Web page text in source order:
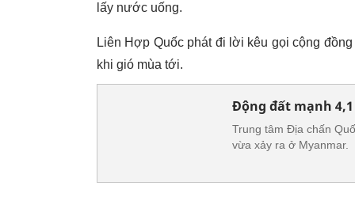
lấy nước uống.
Liên Hợp Quốc phát đi lời kêu gọi cộng
khi gió mùa tới.
Động đất mạnh
Trung tâm Địa chấn
vừa xảy ra ở Myanmar.